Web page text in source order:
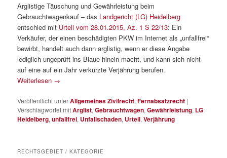
Arglistige Täuschung und Gewährleistung beim
Gebrauchtwagenkauf – das Landgericht (LG) Heidelberg
entschied mit Urteil vom 28.01.2015, Az. 1 S 22/13: Ein
Verkäufer, der einen beschädigten PKW im Internet als „unfallfrei“
bewirbt, handelt auch dann arglistig, wenn er diese Angabe
lediglich ungeprüft ins Blaue hinein macht, und kann sich nicht
auf eine auf ein Jahr verkürzte Verjährung berufen.
Weiterlesen →
Veröffentlicht unterAllgemeines Zivilrecht,Fernabsatzrecht |
Verschlagwortet mitArglist,Gebrauchtwagen,Gewährleistung, LG
Heidelberg,unfallfrei, Unfallschaden, Urteil,Verjährung
RECHTSGEBIET / KATEGORIE